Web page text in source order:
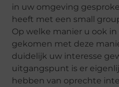
in uw omgeving
heeft met een small
Op welke manier u ook
gekomen met deze
duidelijk uw interesse
uitgangspunt is er
hebben van oprechte